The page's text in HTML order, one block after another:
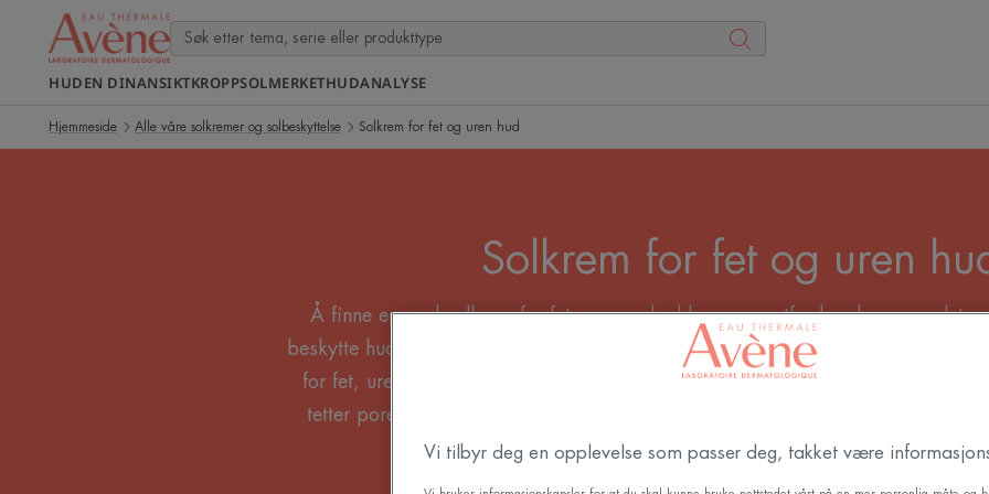
HUDEN DINANSIKTKROPPSOLMERKETHUDANALYSE
Hjemmeside Alle våre solkremer og solbeskyttelse Solkrem for fet og uren hud
Solkrem for fet og uren
Å finne en god solkrem for fet og uren hud kan være utfordrende – men det
beskytte huden mot skadelige UV‑stråler og forebygge pigmentering og for
for fet, uren og akneutsatt hud er utviklet for å gi høy og effektiv
tetter porene eller forverrer urenheter. Formuleringene er lette, absorberes
ikke‑klissete finish – perfekt for deg som ønsker en solkrem for fet
Vi tilbyr deg en opplevelse som passer deg, takket være